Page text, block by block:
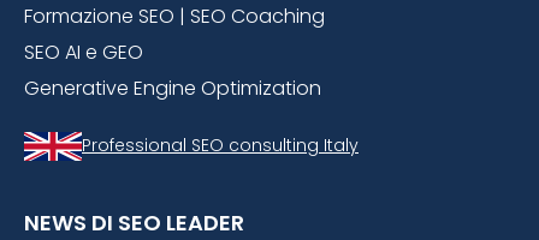
Formazione SEO | SEO Coaching
SEO AI e GEO
Generative Engine Optimization
Professional SEO consulting Italy
NEWS DI SEO LEADER